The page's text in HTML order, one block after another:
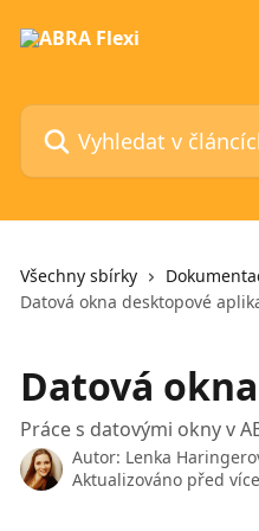
Vyhledat v článcích…
Všechny sbírky
Datová okna desktopové
Datová
Práce s datovými okny v
Autor: Lenka
Aktualizováno před